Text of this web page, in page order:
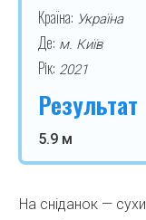
Країна: Україна
Де: м. Київ
Рік: 2021
Результат
5.9 м
На сніданок —